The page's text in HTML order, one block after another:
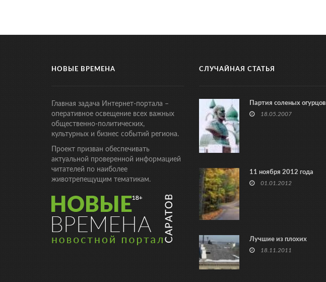
НОВЫЕ ВРЕМЕНА
Главная задача Интернет-портала –
оперативное освещение всех важных
общественно-политических,
культурных и бизнес событий региона.
Проект призван обеспечивать
актуальной проверенной информацией
читателей по наиболее
животрепещущим тематикам.
СЛУЧАЙНАЯ СТАТЬЯ
Партия соленых огурцов
18.05.2007
11 ноября 2012 года
01.01.2012
Лучшие из плохих
18.11.2011